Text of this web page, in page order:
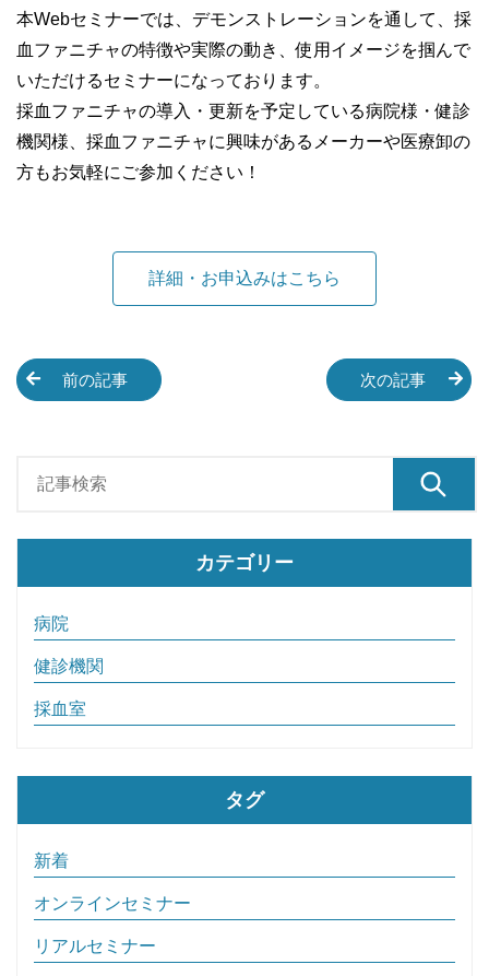
本Webセミナーでは、デモンストレーションを通して、採
血ファニチャの特徴や実際の動き、使用イメージを掴んで
いただけるセミナーになっております。
採血ファニチャの導入・更新を予定している病院様・健診
機関様、採血ファニチャに興味があるメーカーや医療卸の
方もお気軽にご参加ください！
詳細・お申込みはこちら
前の記事 次の記事
カテゴリー
病院
健診機関
採血室
タグ
新着
オンラインセミナー
リアルセミナー